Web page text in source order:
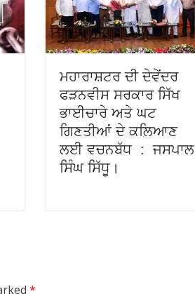
ਮਹਾਰਾਸ਼ਟਰ ਦੀ ਦੇਵੇਂਦਰ
ਫੜਨਵੀਸ ਸਰਕਾਰ ਸਿੱਖ
ਭਾਈਚਾਰੇ ਅਤੇ ਘਟ
ਗਿਣਤੀਆਂ ਦੇ ਕਲਿਆਣ
ਲਈ ਵਚਨਬੱਧ : ਜਸਪਾਲ
ਸਿੰਘ ਸਿੱਧੂ।
*